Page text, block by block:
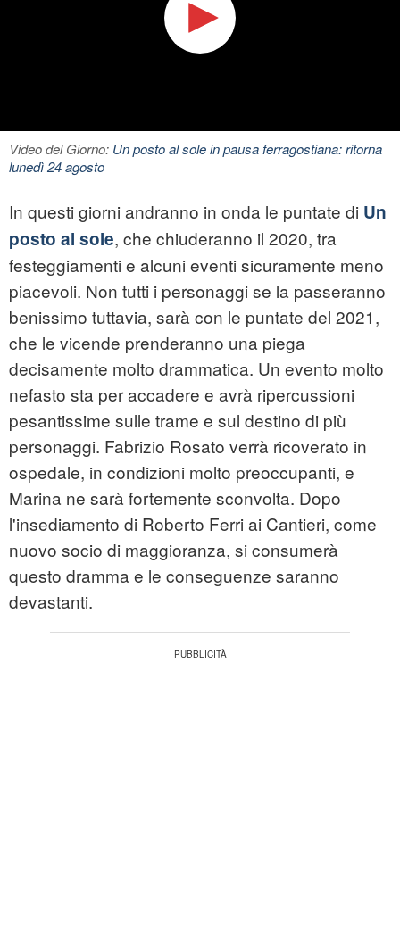
Video del Giorno: Un posto al sole in pausa ferragostiana: ritorna
lunedì 24 agosto
In questi giorni andranno in onda le puntate di Un
posto al sole, che chiuderanno il 2020, tra
festeggiamenti e alcuni eventi sicuramente meno
piacevoli. Non tutti i personaggi se la passeranno
benissimo tuttavia, sarà con le puntate del 2021,
che le vicende prenderanno una piega
decisamente molto drammatica. Un evento molto
nefasto sta per accadere e avrà ripercussioni
pesantissime sulle trame e sul destino di più
personaggi. Fabrizio Rosato verrà ricoverato in
ospedale, in condizioni molto preoccupanti, e
Marina ne sarà fortemente sconvolta. Dopo
l'insediamento di Roberto Ferri ai Cantieri, come
nuovo socio di maggioranza, si consumerà
questo dramma e le conseguenze saranno
devastanti.